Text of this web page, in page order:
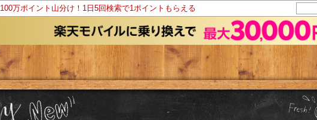
100万ポイント山分け！1日5回検索で1ポイントもらえる